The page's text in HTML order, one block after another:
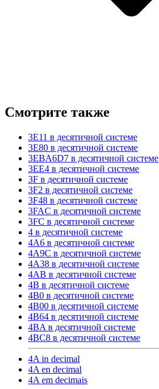
Смотрите также
3E11 в десятичной системе
3E80 в десятичной системе
3EBA6D7 в десятичной системе
3EE4 в десятичной системе
3F в десятичной системе
3F2 в десятичной системе
3F48 в десятичной системе
3FAC в десятичной системе
3FC в десятичной системе
4 в десятичной системе
4A6 в десятичной системе
4A9C в десятичной системе
4A38 в десятичной системе
4AB в десятичной системе
4B в десятичной системе
4B0 в десятичной системе
4B00 в десятичной системе
4B64 в десятичной системе
4BA в десятичной системе
4BC8 в десятичной системе
4A in decimal
4A en decimal
4A em decimais